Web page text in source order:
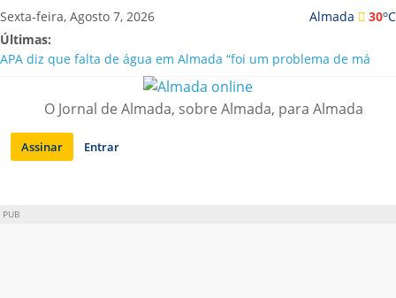
Saltar
para
conteúdo
Almada 30oC
Sexta-feira, Agosto 7, 2026
Últimas:
APA diz que falta de água em Almada “foi um problema de má
Laranjeiro | Cultura pop asiática invade a Casa Amarela
Ponte 25 de Abril celebra 60 anos com programa cultural entre
Lisboa e Almada
Situação de alerta em Almada renovada até final de Agosto
O Jornal de Almada, sobre Almada, para Almada
Assinar Entrar
PUB